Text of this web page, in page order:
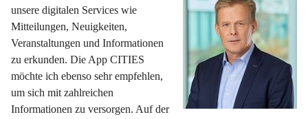
unsere digitalen Services wie
Mitteilungen, Neuigkeiten,
Veranstaltungen und Informationen
zu erkunden. Die App CITIES
möchte ich ebenso sehr empfehlen,
um sich mit zahlreichen
Informationen zu versorgen. Auf der